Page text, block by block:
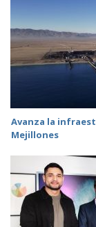
Avanza la
Mejillones